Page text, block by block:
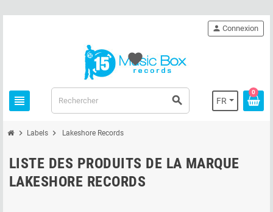
view_headline search FR
person Connexion
0
favorite
chevron_right Labels chevron_right Lakeshore Records
LISTE DES PRODUITS DE LA MARQUE
LAKESHORE RECORDS